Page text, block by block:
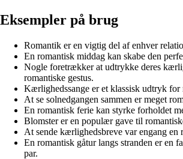
Eksempler på brug
Romantik er en vigtig del af enhver
En romantisk middag kan skabe den
Nogle foretrækker at udtrykke deres
romantiske gestus.
Kærlighedssange er et klassisk udtryk for
At se solnedgangen sammen er meget
En romantisk ferie kan styrke forholdet
Blomster er en populær gave til
At sende kærlighedsbreve var engang en
En romantisk gåtur langs stranden er en
par.